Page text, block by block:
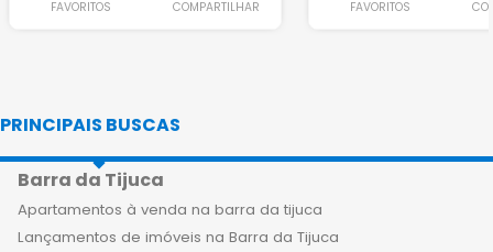
FAVORITOS COMPARTILHAR FAVORITOS
PRINCIPAIS BUSCAS
Barra da Tijuca
Apartamentos à venda na barra da tijuca
Lançamentos de imóveis na Barra da Tijuca